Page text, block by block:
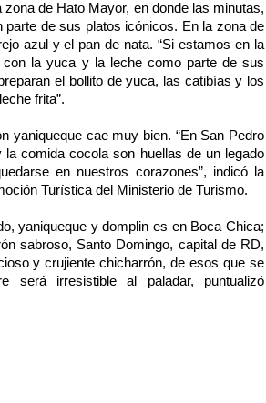
de Hato Mayor, en donde las minutas,
de sus platos icónicos. En la zona de
azul y el pan de nata. “Si estamos en la
con la yuca y la leche como parte de sus
el bollito de yuca, las catibías y los
frita”.
yaniqueque cae muy bien. “En San Pedro
comida cocola son huellas de un legado
en nuestros corazones”, indicó la
Turística del Ministerio de Turismo.
yaniqueque y domplin es en Boca Chica;
sabroso, Santo Domingo, capital de RD,
y crujiente chicharrón, de esos que se
será irresistible al paladar, puntualizó